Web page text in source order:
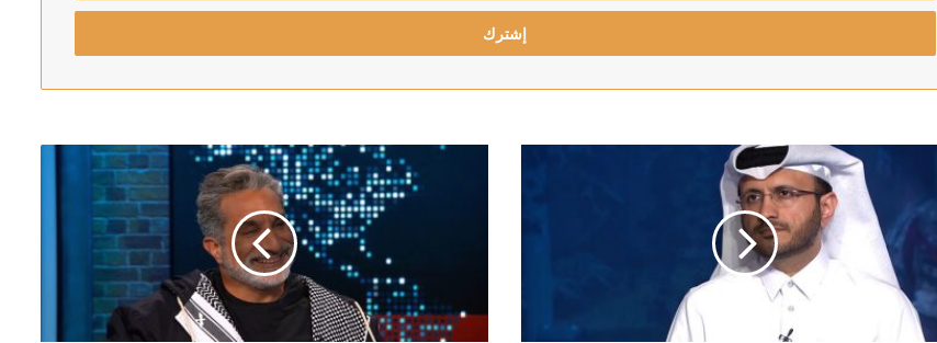
وزير الصحة اليمني يعلن مقتل مدنيين اثنين وإصابة 14 آخرين جراء هجمات الحوثيين على مدينة مأرب
منذ 13 ساعة
رئيس الشاباك: موافقة حماس على نزع السلاح “خدعة” لكسب الوقت
الإلكتروني